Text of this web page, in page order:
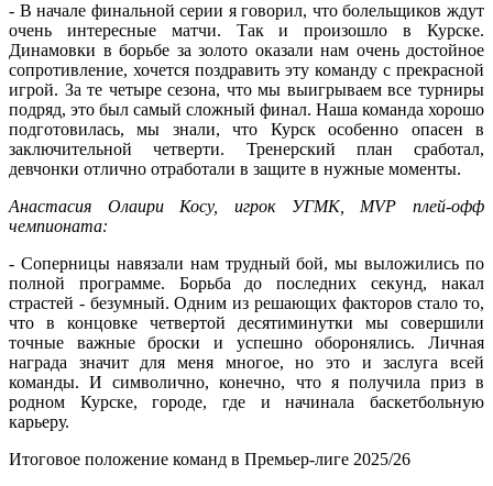
- В начале финальной серии я говорил, что болельщиков ждут
очень интересные матчи. Так и произошло в Курске.
Динамовки в борьбе за золото оказали нам очень достойное
сопротивление, хочется поздравить эту команду с прекрасной
игрой. За те четыре сезона, что мы выигрываем все турниры
подряд, это был самый сложный финал. Наша команда хорошо
подготовилась, мы знали, что Курск особенно опасен в
заключительной четверти. Тренерский план сработал,
девчонки отлично отработали в защите в нужные моменты.
Анастасия Олаири Косу, игрок УГМК, MVP плей-офф
чемпионата:
- Соперницы навязали нам трудный бой, мы выложились по
полной программе. Борьба до последних секунд, накал
страстей - безумный. Одним из решающих факторов стало то,
что в концовке четвертой десятиминутки мы совершили
точные важные броски и успешно оборонялись. Личная
награда значит для меня многое, но это и заслуга всей
команды. И символично, конечно, что я получила приз в
родном Курске, городе, где и начинала баскетбольную
карьеру.
Итоговое положение команд в Премьер-лиге 2025/26